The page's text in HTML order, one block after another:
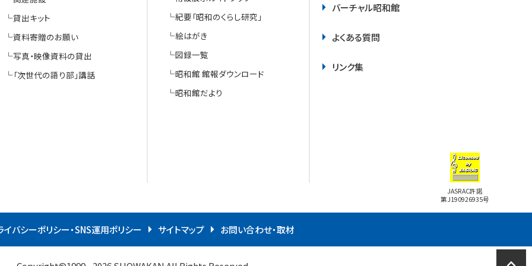
貸出キット
資料寄贈のお願い
写真・映像資料の貸出
「次世代の語り部」講話
紀要「昭和のくらし研究」
絵はがき
図録一覧
昭和館 館報ダウンロード
昭和館だより
バーチャル昭和館
よくある質問
リンク集
JASRAC許諾
第J190926935号
イバシーポリシー・SNS運用ポリシー サイトマップ お問い合わせ・取材